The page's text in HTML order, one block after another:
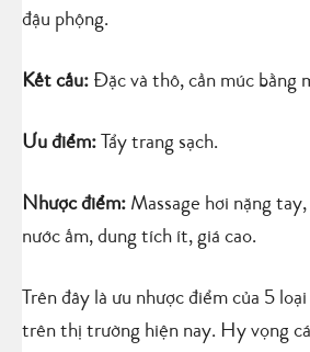
đậu phộng.
Kết cấu: Đặc và thô, cần múc bằng
Ưu điểm: Tẩy trang sạch.
Nhược điểm: Massage hơi nặng
nước ấm, dung tích ít, giá cao.
Trên đây là ưu nhược điểm của 5
trên thị trường hiện nay. Hy vọng